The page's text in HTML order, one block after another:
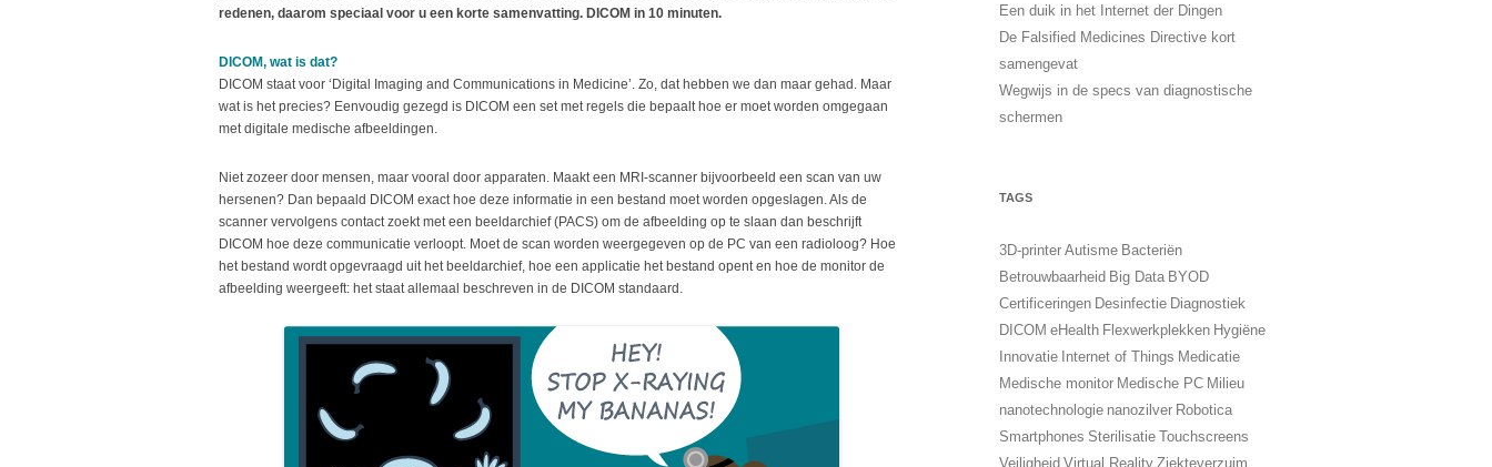
redenen, daarom speciaal voor u een korte samenvatting. DICOM in 10 minuten.
DICOM, wat is dat?
DICOM staat voor ‘Digital Imaging and Communications in Medicine’. Zo, dat hebben we dan maar gehad. Maar
wat is het precies? Eenvoudig gezegd is DICOM een set met regels die bepaalt hoe er moet worden omgegaan
met digitale medische afbeeldingen.
Niet zozeer door mensen, maar vooral door apparaten. Maakt een MRI-scanner bijvoorbeeld een scan van uw
hersenen? Dan bepaald DICOM exact hoe deze informatie in een bestand moet worden opgeslagen. Als de
scanner vervolgens contact zoekt met een beeldarchief (PACS) om de afbeelding op te slaan dan beschrijft
DICOM hoe deze communicatie verloopt. Moet de scan worden weergegeven op de PC van een radioloog? Hoe
het bestand wordt opgevraagd uit het beeldarchief, hoe een applicatie het bestand opent en hoe de monitor de
afbeelding weergeeft: het staat allemaal beschreven in de DICOM standaard.
Een duik in het Internet der Dingen
De Falsified Medicines Directive kort
samengevat
Wegwijs in de specs van diagnostische
schermen
TAGS
3D-printer Autisme Bacteriën
Betrouwbaarheid Big Data BYOD
Certificeringen Desinfectie Diagnostiek
DICOM eHealth Flexwerkplekken Hygiëne
Innovatie Internet of Things Medicatie
Medische monitor Medische PC Milieu
nanotechnologie nanozilver Robotica
Smartphones Sterilisatie Touchscreens
Veiligheid Virtual Reality Ziekteverzuim